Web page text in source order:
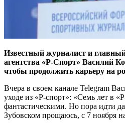
Известный журналист и
агентства «Р-Спорт» Василий
чтобы продолжить карьеру на
Вчера в своем канале Telegram
уходе из «Р-спорт»: «Семь лет в
фантастическими. Но пора идти
Зубовском прощаюсь, с 7 ноября